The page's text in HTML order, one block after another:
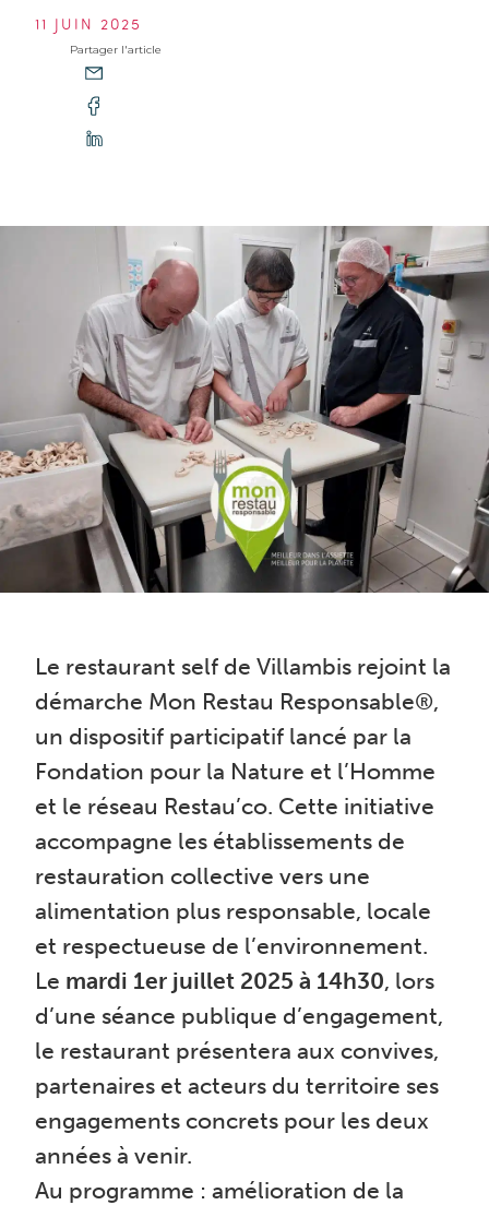
11 JUIN 2025
Partager l'article
Le restaurant self de Villambis rejoint la
démarche Mon Restau Responsable®,
un dispositif participatif lancé par la
Fondation pour la Nature et l’Homme
et le réseau Restau’co. Cette initiative
accompagne les établissements de
restauration collective vers une
alimentation plus responsable, locale
et respectueuse de l’environnement.
Le mardi 1er juillet 2025 à 14h30, lors
d’une séance publique d’engagement,
le restaurant présentera aux convives,
partenaires et acteurs du territoire ses
engagements concrets pour les deux
années à venir.
Au programme : amélioration de la